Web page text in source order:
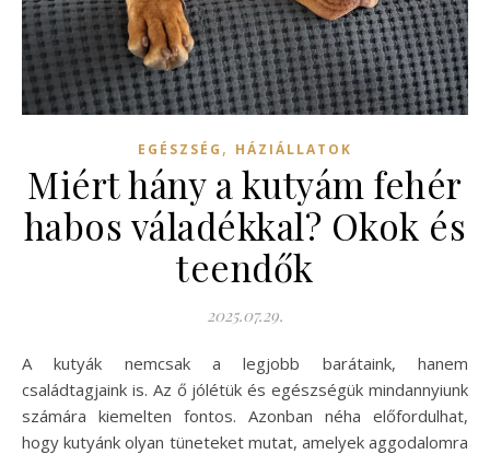
EGÉSZSÉG , HÁZIÁLLATOK
Miért hány a kutyám fehér
habos váladékkal? Okok és
teendők
2025.07.29.
A kutyák nemcsak a legjobb barátaink, hanem
családtagjaink is. Az ő jólétük és egészségük mindannyiunk
számára kiemelten fontos. Azonban néha előfordulhat,
hogy kutyánk olyan tüneteket mutat, amelyek aggodalomra